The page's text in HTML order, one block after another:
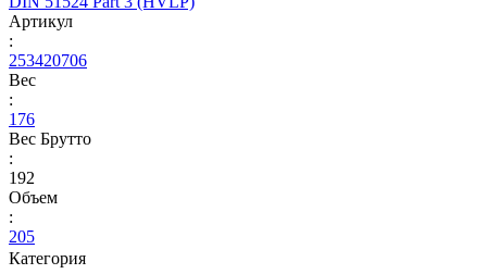
Артикул
:
253420706
Вес
:
176
Вес Брутто
:
192
Объем
:
205
Категория